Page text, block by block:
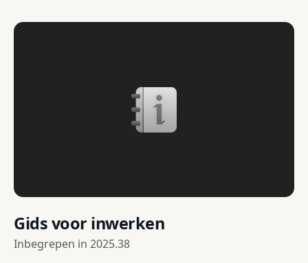
Gids voor inwerken
Inbegrepen in 2025.38